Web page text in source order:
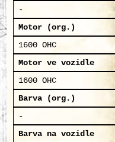
-
Motor (org.)
1600 OHC
Motor ve vozidle
1600 OHC
Barva (org.)
-
Barva na vozidle